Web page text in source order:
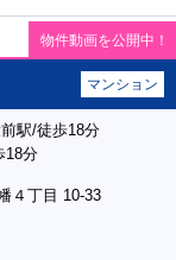
物件動画を公開中！
マンション
駅/徒歩18分
18分
４丁目 10-33